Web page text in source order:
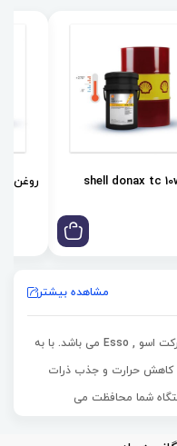
روغن shell donax td 85w
مشاهده بیشتر
این محصول از نوع روغن توربین و تولید شرکت اسو , Esso می باشد. با به
کاهش حرارت و جذب ذرات
شما محافظت می